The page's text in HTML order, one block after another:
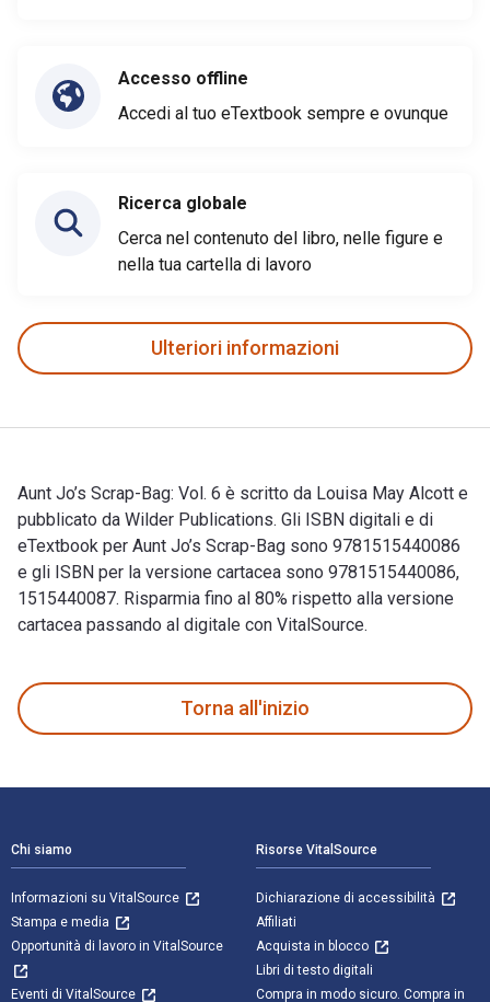
Accesso offline
Accedi al tuo eTextbook sempre e ovunque
Ricerca globale
Cerca nel contenuto del libro, nelle figure e
nella tua cartella di lavoro
Ulteriori informazioni
Aunt Jo’s Scrap-Bag: Vol. 6 è scritto da Louisa May Alcott e
pubblicato da Wilder Publications. Gli ISBN digitali e di
eTextbook per Aunt Jo’s Scrap-Bag sono 9781515440086
e gli ISBN per la versione cartacea sono 9781515440086,
1515440087. Risparmia fino al 80% rispetto alla versione
cartacea passando al digitale con VitalSource.
Torna all'inizio
Chi siamo
Informazioni su VitalSource
Stampa e media
Opportunità di lavoro in VitalSource
Eventi di VitalSource
Risorse VitalSource
Dichiarazione di accessibilità
Affiliati
Acquista in blocco
Libri di testo digitali
Compra in modo sicuro. Compra in